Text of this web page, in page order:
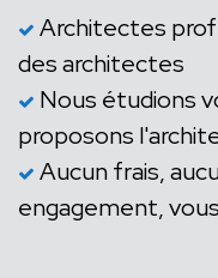
Architectes
des architectes
Nous étudions
proposons
Aucun frais,
engagement,